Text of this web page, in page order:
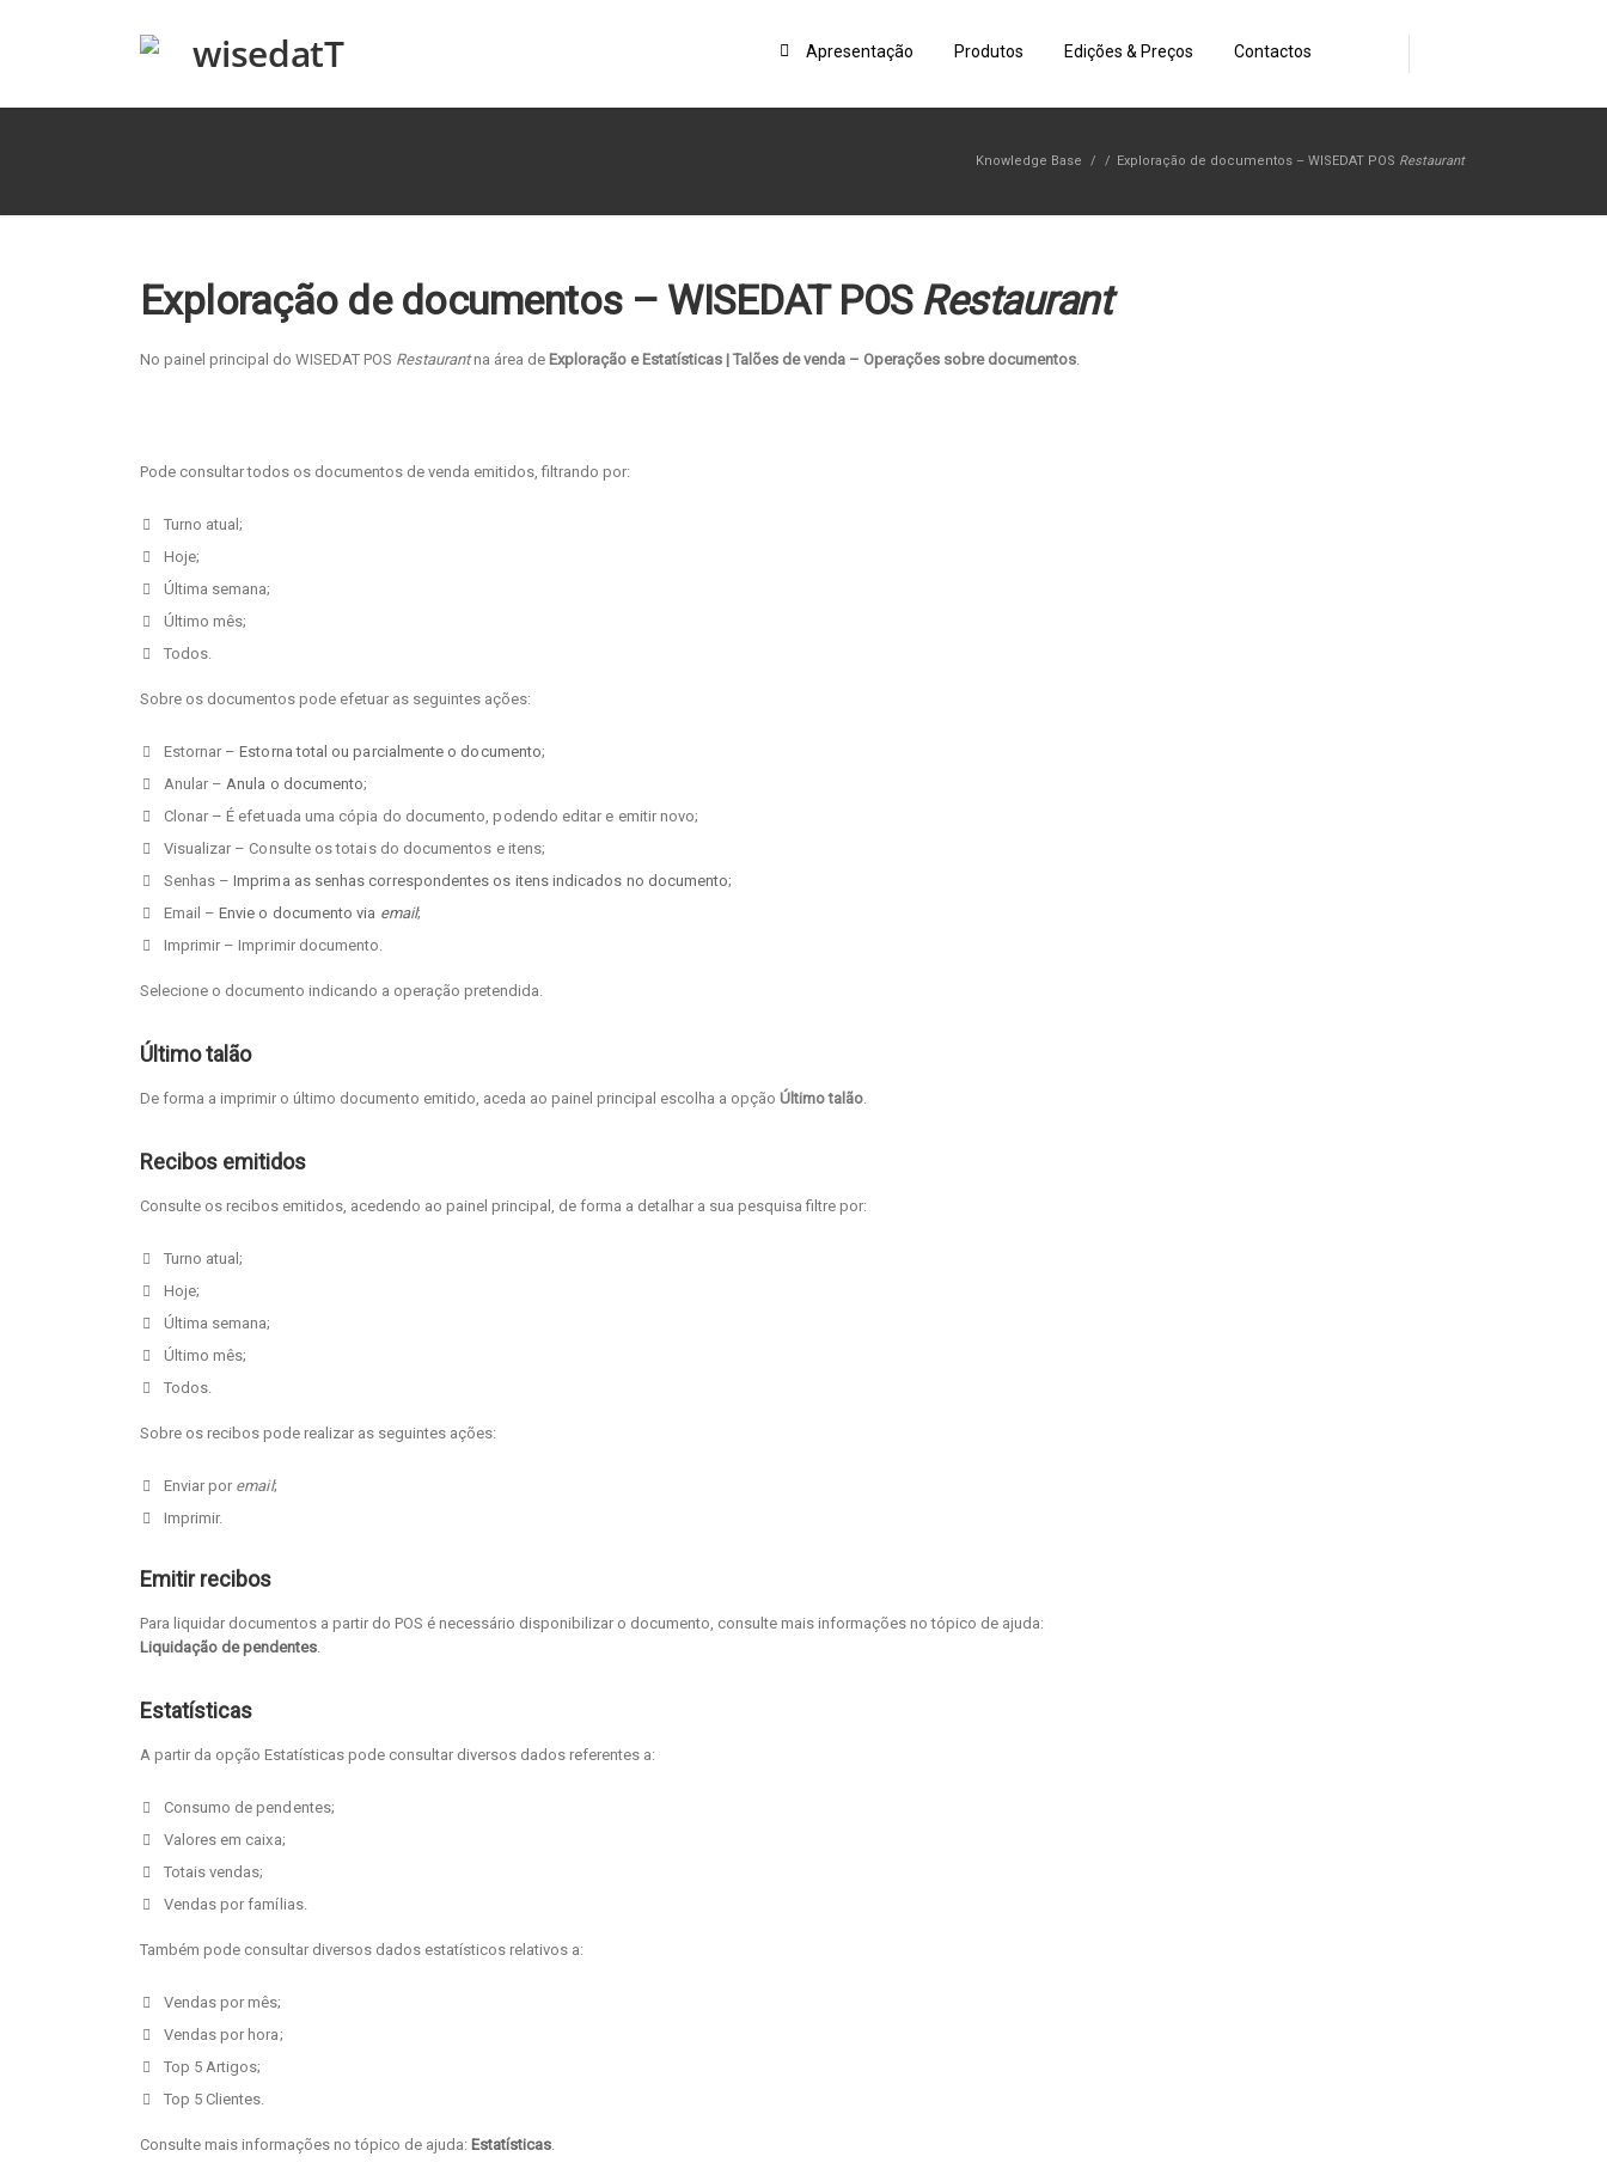
Apresentação Produtos Edições & Preços Contactos
Knowledge Base / / Exploração de documentos – WISEDAT POS Restaurant
Exploração de documentos – WISEDAT POS Restaurant
No painel principal do WISEDAT POS Restaurantna área de Exploração e Estatísticas | Talões de venda – Operações sobre documentos.
Pode consultar todos os documentos de venda emitidos, filtrando por:
Turno atual;
Hoje;
Última semana;
Último mês;
Todos.
Sobre os documentos pode efetuar as seguintes ações:
Estornar –Estorna total ou parcialmente o documento;
Anular –Anula o documento;
Clonar – É efetuada uma cópia do documento, podendo editar e emitir novo;
Visualizar – Consulte os totais do documentos e itens;
Senhas –Imprima as senhas correspondentes os itens indicados no documento;
Email –Envie o documento via email;
Imprimir – Imprimir documento.
Selecione o documento indicando a operação pretendida.
Último talão
De forma a imprimir o último documento emitido, aceda ao painel principal escolha a opção Último talão.
Recibos emitidos
Consulte os recibos emitidos, acedendo ao painel principal, de forma a detalhar a sua pesquisa filtre por:
Turno atual;
Hoje;
Última semana;
Último mês;
Todos.
Sobre os recibos pode realizar as seguintes ações:
Enviar por email;
Imprimir.
Emitir recibos
Para liquidar documentos a partir do POS é necessário disponibilizar o documento, consulte mais informações no tópico de ajuda:
Liquidação dependentes.
Estatísticas
A partir da opção Estatísticas pode consultar diversos dados referentes a:
Consumo de pendentes;
Valores em caixa;
Totais vendas;
Vendas por famílias.
Também pode consultar diversos dados estatísticos relativos a:
Vendas por mês;
Vendas por hora;
Top 5 Artigos;
Top 5 Clientes.
Consulte mais informações no tópico de ajuda: Estatísticas.